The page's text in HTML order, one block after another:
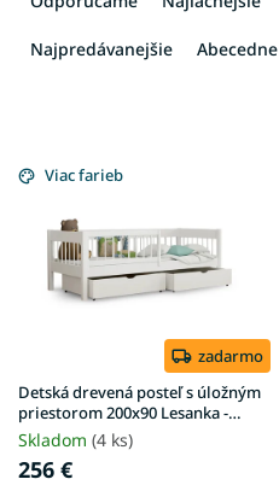
r
Najpredávanejšie Abecedne
ý
u
k
t
o
Viac farieb
zadarmo
Detská drevená posteľ s úložným
priestorom 200x90 Lesanka -
biela
Skladom (4 ks)
256 €